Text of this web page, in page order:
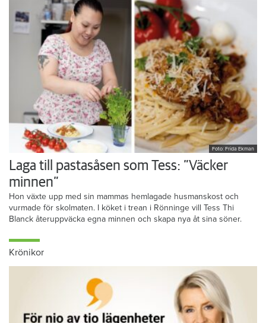
Foto: Frida Ekman
Laga till pastasåsen som Tess: ”Väcker
minnen”
Hon växte upp med sin mammas hemlagade husmanskost och
vurmade för skolmaten. I köket i trean i Rönninge vill Tess Thi
Blanck återuppväcka egna minnen och skapa nya åt sina söner.
Krönikor